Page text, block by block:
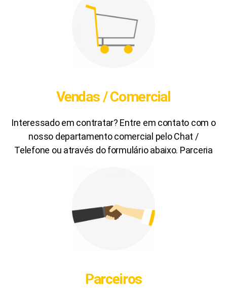
Vendas / Comercial
Interessado em contratar? Entre em contato com o
nosso departamento comercial pelo Chat /
Telefone ou através do formulário abaixo. Parceria
Parceiros